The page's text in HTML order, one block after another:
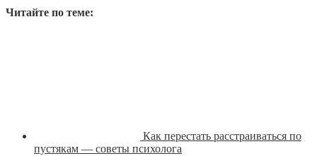
Читайте по теме:
Как перестать расстраиваться по
пустякам — советы психолога